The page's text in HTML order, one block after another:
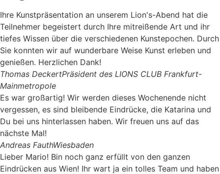
Ihre Kunstpräsentation an unserem Lion's-Abend hat die
Teilnehmer begeistert durch Ihre mitreißende Art und ihr
tiefes Wissen über die verschiedenen Kunstepochen. Durch
Sie konnten wir auf wunderbare Weise Kunst erleben und
genießen. Herzlichen Dank!
Thomas DeckertPräsident des LIONS CLUB Frankfurt-
Mainmetropole
Es war großartig! Wir werden dieses Wochenende nicht
vergessen, es sind bleibende Eindrücke, die Katarina und
Du bei uns hinterlassen haben. Wir freuen uns auf das
nächste Mal!
Andreas FauthWiesbaden
Lieber Mario! Bin noch ganz erfüllt von den ganzen
Eindrücken aus Wien! Ihr wart ja ein tolles Team und haben